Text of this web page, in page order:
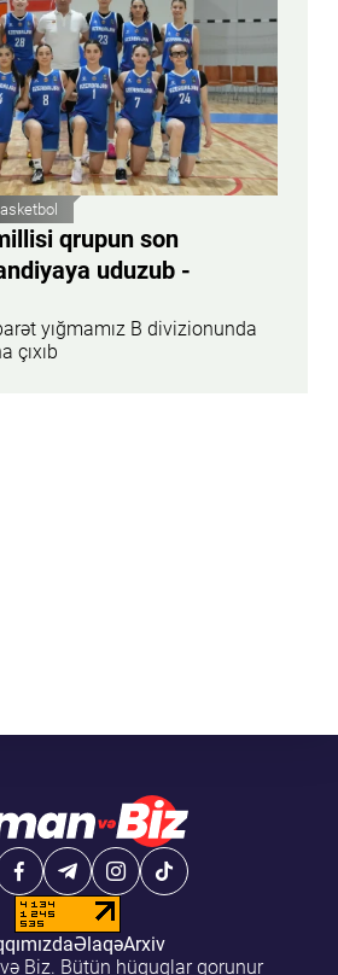
qrupun son
uduzub -
yığmamız B divizionunda
çıxıb
ƏlaqəArxiv
Biz. Bütün hüquqlar qorunur